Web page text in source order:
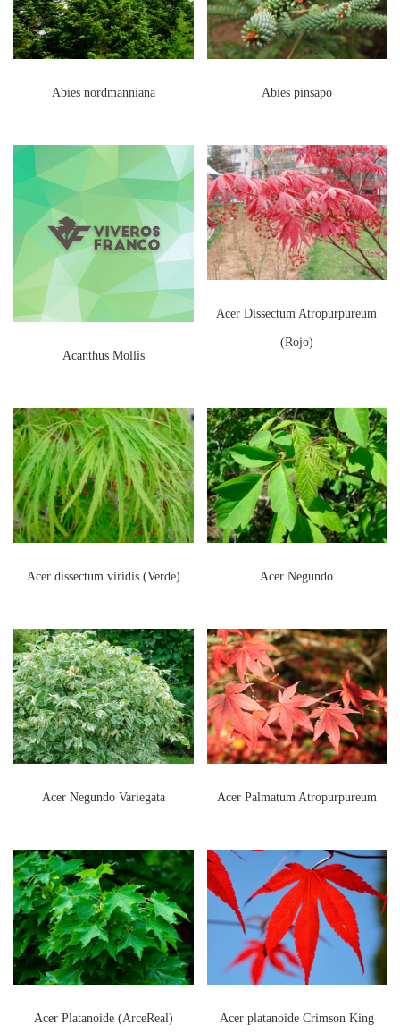
Abies nordmanniana Abies pinsapo
Acanthus Mollis
Acer Dissectum Atropurpureum
(Rojo)
Acer dissectum viridis (Verde) Acer Negundo
Acer Negundo Variegata Acer Palmatum Atropurpureum
Acer Platanoide (ArceReal) Acer platanoide Crimson King